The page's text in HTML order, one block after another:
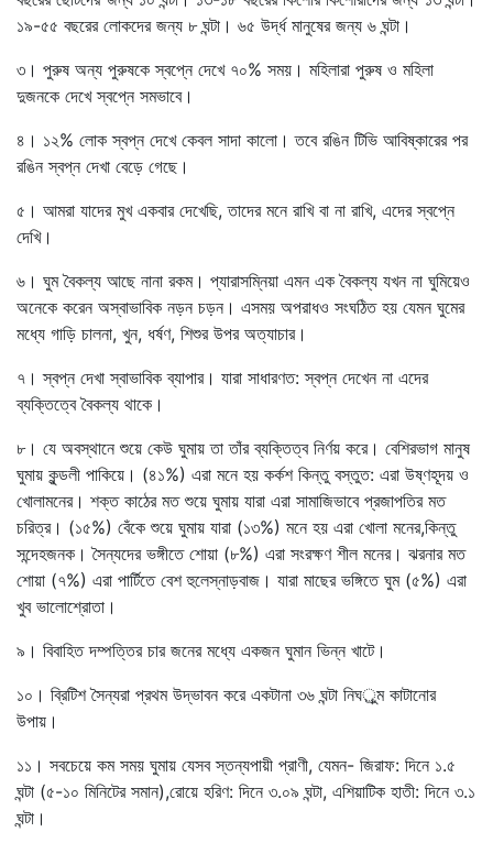
১৯-৫৫ বছরের লোকদের জন্য ৮ ঘন্টা। ৬৫ উর্দ্ধ মানুষের জন্য ৬ ঘন্টা।
৩। পুরুষ অন্য পুরুষকে স্বপ্নে দেখে ৭০% সময়। মহিলারা পুরুষ ও মহিলা
দুজনকে দেখে স্বপ্নে সমভাবে।
৪। ১২% লোক স্বপ্ন দেখে কেবল সাদা কালো। তবে রঙিন টিভি আবিষ্কারের পর
রঙিন স্বপ্ন দেখা বেড়ে গেছে।
৫। আমরা যাদের মুখ একবার দেখেছি,তাদের মনে রাখি বা না রাখি, এদের স্বপ্নে
দেখি।
৬। ঘুম বৈকল্য আছে নানা রকম। প্যারাসম্নিয়া এমন এক বৈকল্য যখন না ঘুমিয়েও
অনেকে করেন অস্বাভাবিক নড়ন চড়ন। এসময় অপরাধও সংঘঠিত হয় যেমন ঘুমের
মধ্যে গাড়ি চালনা, খুন, ধর্ষণ, শিশুর উপর অত্যাচার।
৭। স্বপ্ন দেখা স্বাভাবিক ব্যাপার। যারা সাধারণত: স্বপ্ন দেখেন না এদের
ব্যক্তিত্বে বৈকল্য থাকে।
৮। যে অবস্থানে শুয়ে কেউ ঘুমায় তা তাঁর ব্যক্তিত্ব নির্ণয় করে। বেশিরভাগ মানুষ
ঘুমায় কুন্ডলী পাকিয়ে। (৪১%) এরা মনে হয় কর্কশ কিন্তু বস্তুত: এরা উষ্ণহূদয় ও
খোলামনের। শক্ত কাঠের মত শুয়ে ঘুমায় যারা এরা সামাজিভাবে প্রজাপতির মত
চরিত্র। (১৫%) বেঁকে শুয়ে ঘুমায় যারা (১৩%) মনে হয় এরা খোলা মনের,কিন্তু
সন্দেহজনক। সৈন্যদের ভঙ্গীতে শোয়া (৮%) এরা সংরক্ষণ শীল মনের। ঝরনার মত
শোয়া (৭%) এরা পার্টিতে বেশ হুলেস্নাড়বাজ। যারা মাছের ভঙ্গিতে ঘুম (৫%) এরা
খুব ভালোশ্রোতা।
৯। বিবাহিত দম্পত্তির চার জনের মধ্যে একজন ঘুমান ভিন্ন খাটে।
১০। ব্রিটিশ সৈন্যরা প্রথম উদ্ভাবন করে একটানা ৩৬ ঘন্টা নিঘর্ুম কাটানোর
উপায়।
১১। সবচেয়ে কম সময় ঘুমায় যেসব স্তন্যপায়ী প্রাণী, যেমন- জিরাফ: দিনে ১.৫
ঘন্টা (৫-১০ মিনিটের সমান),রোয়ে হরিণ: দিনে ৩.০৯ ঘন্টা, এশিয়াটিক হাতী: দিনে ৩.১
ঘন্টা।